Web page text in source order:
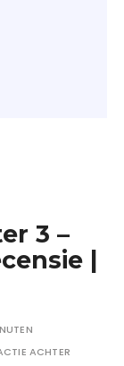
3 –
|
ACHTER